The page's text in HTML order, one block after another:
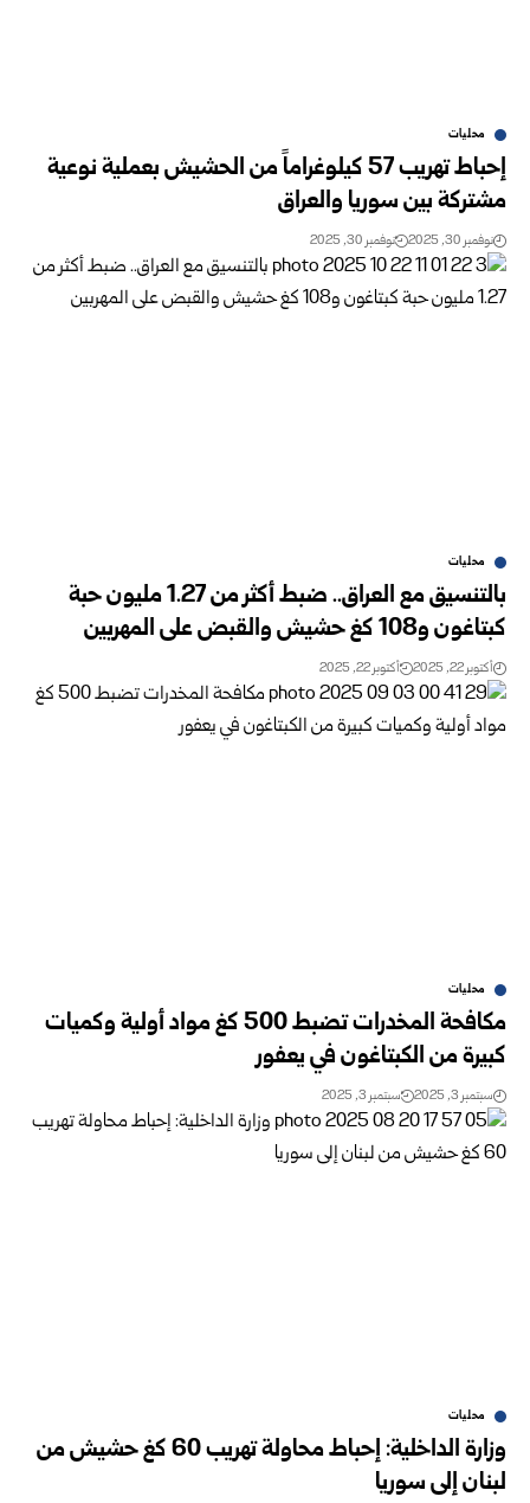
محليات
إحباط تهريب 57 كيلوغراماً من الحشيش بعملية نوعية
مشتركة بين سوريا والعراق
نوفمبر 30, 2025 نوفمبر 30, 2025
محليات
بالتنسيق مع العراق.. ضبط أكثر من 1.27 مليون حبة
كبتاغون و108 كغ حشيش والقبض على المهربين
أكتوبر 22, 2025 أكتوبر 22, 2025
محليات
مكافحة المخدرات تضبط 500 كغ مواد أولية وكميات
كبيرة من الكبتاغون في يعفور
سبتمبر 3, 2025 سبتمبر 3, 2025
محليات
وزارة الداخلية: إحباط محاولة تهريب 60 كغ حشيش من
لبنان إلى سوريا